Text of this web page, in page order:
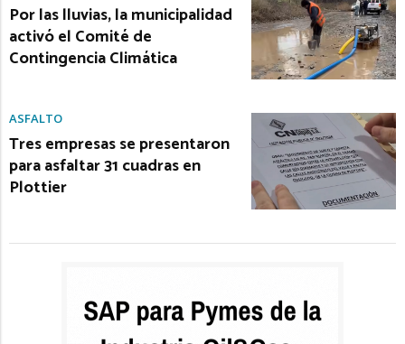
Por las lluvias, la municipalidad
activó el Comité de
Contingencia Climática
ASFALTO
Tres empresas se presentaron
para asfaltar 31 cuadras en
Plottier